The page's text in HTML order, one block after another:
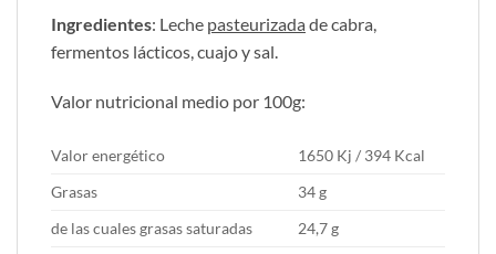
Ingredientes: Leche pasteurizada de cabra,
fermentos lácticos, cuajo y sal.
Valor nutricional medio por 100g:
Valor energético
1650 Kj / 394 Kcal
Grasas
34 g
de las cuales grasas saturadas
24,7 g